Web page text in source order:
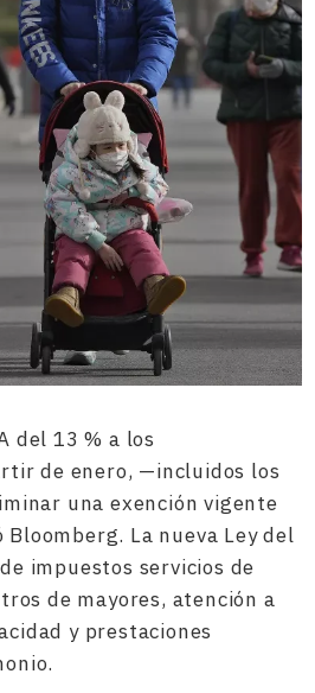
del 13 % a los
de enero, —incluidos los
una exención vigente
La nueva Ley del
impuestos servicios de
de mayores, atención a
y prestaciones